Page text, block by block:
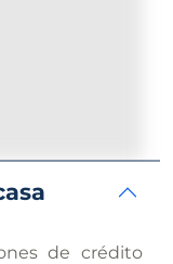
de crédito